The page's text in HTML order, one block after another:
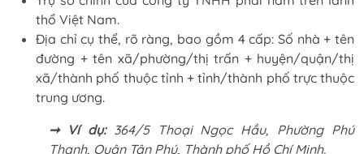
thổ Việt Nam.
Địa chỉ cụ thể, rõ ràng, bao gồm 4 cấp: Số nhà + tên
đường + tên xã/phường/thị trấn + huyện/quận/thị
xã/thành phố thuộc tỉnh + tỉnh/thành phố trực thuộc
trung ương.
➞ Ví dụ: 364/5 Thoại Ngọc Hầu, Phường Phú
Thạnh, Quận Tân Phú, Thành phố Hồ Chí Minh.